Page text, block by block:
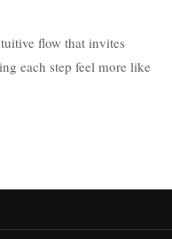
flow that invites
each step feel more like